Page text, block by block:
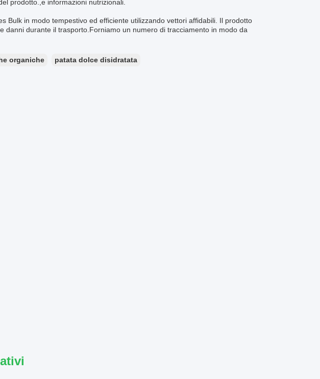
prodotto.,e informazioni nutrizionali.
Bulk in modo tempestivo ed efficiente utilizzando vettori affidabili. Il prodotto
danni durante il trasporto.Forniamo un numero di tracciamento in modo da
organiche patata dolce disidratata